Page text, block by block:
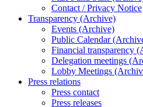
Contact / Privacy Notice
Transparency (Archive)
Events (Archive)
Public Calendar
Financial transparency
Delegation meetings
Lobby Meetings
Press relations
Press contact
Press releases